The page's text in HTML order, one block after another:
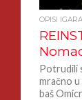
OPISI IGARA
Potrudili
mračno
baš